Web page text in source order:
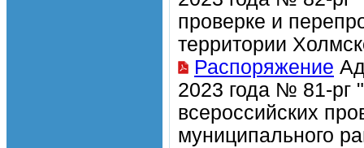
проверке и
территории
Распоряжение
2023 года № 81-рг
всероссийских
муниципального